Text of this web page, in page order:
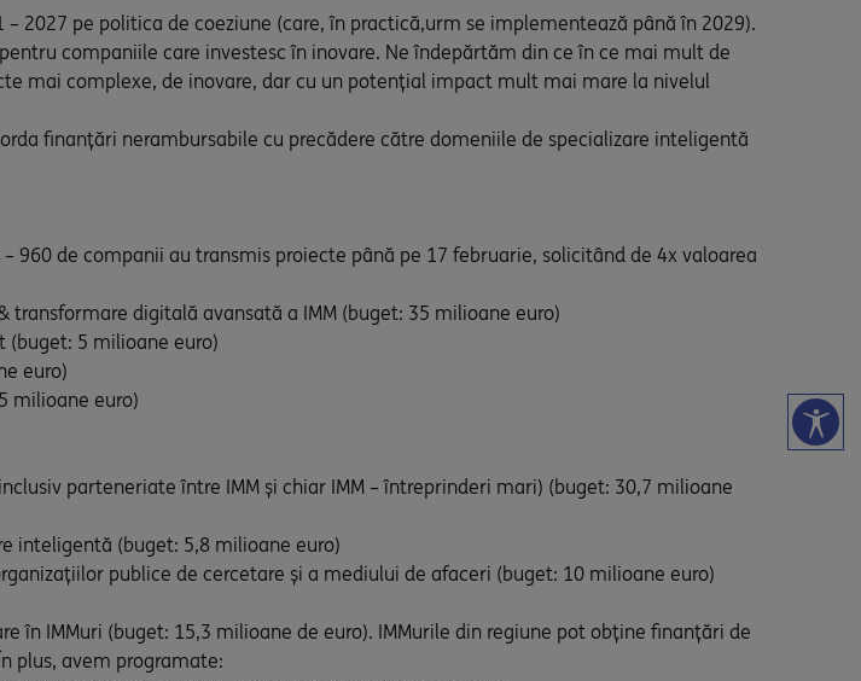
2027 pe politica de coeziune (care, în practică,urm se implementează până în 2029).
companiile care investesc în inovare. Ne îndepărtăm din ce în ce mai mult de
mai complexe, de inovare, dar cu un potențial impact mult mai mare la nivelul
finanțări nerambursabile cu precădere către domeniile de specializare inteligentă
de companii au transmis proiecte până pe 17 februarie, solicitând de 4x valoarea
digitală avansată a IMM (buget: 35 milioane euro)
(buget: 5 milioane euro)
euro)
milioane euro)
parteneriate între IMM și chiar IMM – întreprinderi mari) (buget: 30,7 milioane
inteligentă (buget: 5,8 milioane euro)
publice de cercetare și a mediului de afaceri (buget: 10 milioane euro)
în IMMuri (buget: 15,3 milioane de euro). IMMurile din regiune pot obține finanțări de
plus, avem programate: